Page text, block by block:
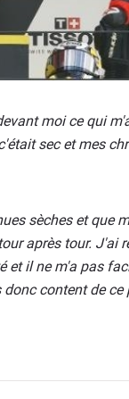
moi ce qui
sec et mes
sèches et que
après tour. J'ai
et il ne m'a pas
content de ce